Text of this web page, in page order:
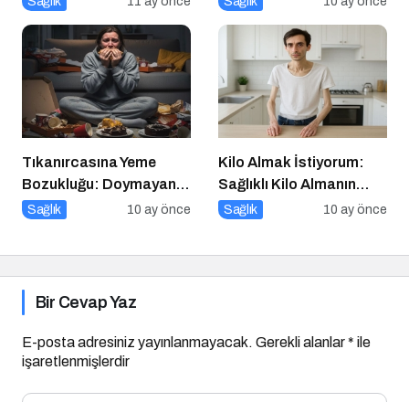
Tıkanırcasına Yeme
Bozukluğu: Doymayan
Duygular
Sağlık 10 ay önce
Kilo Almak İstiyorum:
Sağlıklı Kilo Almanın
Yolları
Sağlık 10 ay önce
Bir Cevap Yaz
E-posta adresiniz yayınlanmayacak. Gerekli alanlar* ile
işaretlenmişlerdir